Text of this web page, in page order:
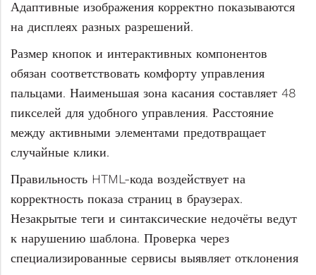
Адаптивные изображения корректно показываются
на дисплеях разных разрешений.
Размер кнопок и интерактивных компонентов
обязан соответствовать комфорту управления
пальцами. Наименьшая зона касания составляет 48
пикселей для удобного управления. Расстояние
между активными элементами предотвращает
случайные клики.
Правильность HTML-кода воздействует на
корректность показа страниц в браузерах.
Незакрытые теги и синтаксические недочёты ведут
к нарушению шаблона. Проверка через
специализированные сервисы выявляет отклонения